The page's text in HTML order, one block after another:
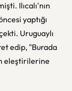
Ilıcalı'nın
yaptığı
Uruguaylı
edip, "Burada
eleştirilerine